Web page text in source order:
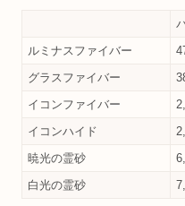
ルミナスファイバー
グラスファイバー
イコンファイバー
イコンハイド
暁光の霊砂
白光の霊砂